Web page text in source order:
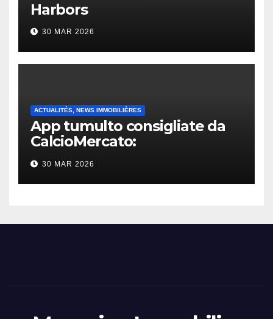
Harbors
30 MAR 2026
ACTUALITÉS, NEWS IMMOBILIÈRES
App tumulto consigliate da
CalcioMercato:
considerazione di gennaio
2026
30 MAR 2026